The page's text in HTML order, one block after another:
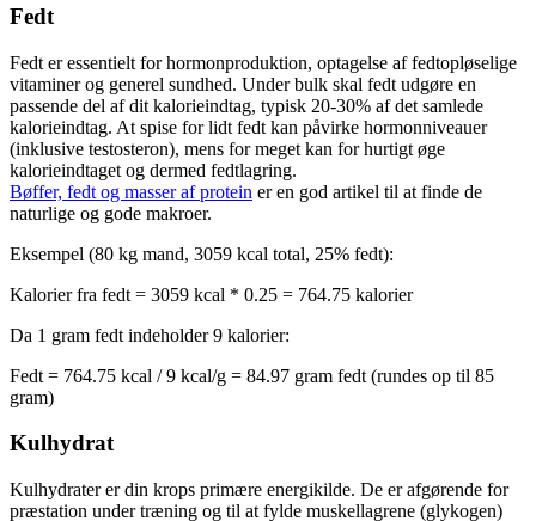
Fedt
Fedt er essentielt for hormonproduktion, optagelse af fedtopløselige
vitaminer og generel sundhed. Under bulk skal fedt udgøre en
passende del af dit kalorieindtag, typisk 20-30% af det samlede
kalorieindtag. At spise for lidt fedt kan påvirke hormonniveauer
(inklusive testosteron), mens for meget kan for hurtigt øge
kalorieindtaget og dermed fedtlagring.
Bøffer, fedt og masser af protein er en god artikel til at finde de
naturlige og gode makroer.
Eksempel (80 kg mand, 3059 kcal total, 25% fedt):
Kalorier fra fedt = 3059 kcal * 0.25 = 764.75 kalorier
Da 1 gram fedt indeholder 9 kalorier:
Fedt = 764.75 kcal / 9 kcal/g = 84.97 gram fedt (rundes op til 85
gram)
Kulhydrat
Kulhydrater er din krops primære energikilde. De er afgørende for
præstation under træning og til at fylde muskellagrene (glykogen)